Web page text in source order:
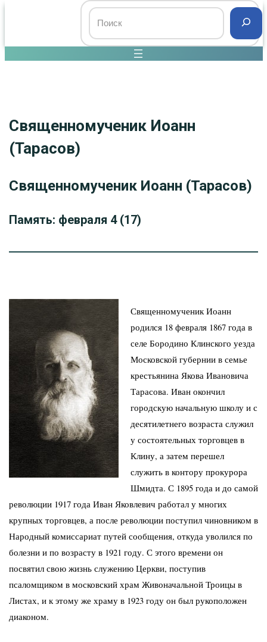
Священномученик Иоанн
(Тарасов)
Священномученик Иоанн (Тарасов)
Память: февраля 4 (17)
Священномученик Иоанн
родился 18 февраля 1867 года в
селе Бородино Клинского уезда
Московской губернии в семье
крестьянина Якова Ивановича
Тарасова. Иван окончил
городскую начальную школу и с
десятилетнего возраста служил
у состоятельных торговцев в
Клину, а затем перешел
служить в контору прокурора
Шмидта. С 1895 года и до самой
революции 1917 года Иван Яковлевич работал у многих
крупных торговцев, а после революции поступил чиновником в
Народный комиссариат путей сообщения, откуда уволился по
болезни и по возрасту в 1921 году. С этого времени он
посвятил свою жизнь служению Церкви, поступив
псаломщиком в московский храм Живоначальной Троицы в
Листах, и к этому же храму в 1923 году он был рукоположен
диаконом.